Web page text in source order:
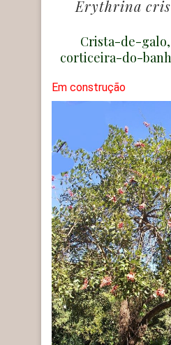
Erythrina
Crista-de-
corticeira-do-
Em construção